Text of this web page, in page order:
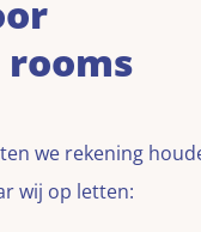
we rekening
wij op letten: